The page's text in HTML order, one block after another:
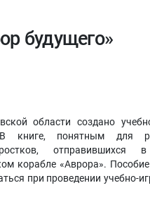
будущего»
области создано
книге, понятным для
отправившихся в
корабле «Аврора».
при проведении учебно-